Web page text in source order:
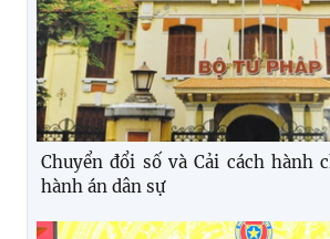
Chuyển đổi số và Cải cách hành
hành án dân sự